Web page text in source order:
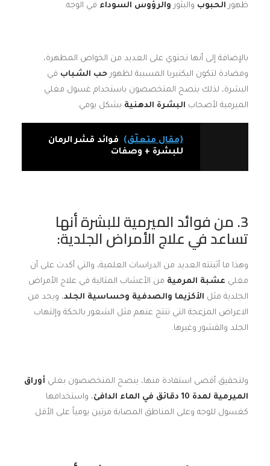
ظهور الحبوب والبثور والرؤوس السوداء في الوجه.
بالإضافة إلى أنها تحتوي على العديد من الخواص المطهرة،
ومضادة لتكون البكتيريا المسببة لظهور حب الشباب في
البشرة، لذلك ينصح المتخصصون باستخدام غسول مغلي
الميرمية لأصحاب البشرة الدهنية بشكل يومي.
(مقال متعلّق)
فوائد قشر الرمان
للبشرة + وصفات
3. من فوائد الميرمية للبشرة أنها
تساعد في علاج الأمراض الجلدية:
وهذا ما أثبتته العديد من الدراسات العلمية، والتي أكدت على أن
مغلي عشبة المرمية من الأعشاب المثالية في علاج الأمراض
الجلدية مثل الأكزيما والصدفية وحساسية الجلد، ويحد من
الاعراض المزعجة التي تنتج عنهم مثل الشعور بالحكة وإلتهاب
الجلد والقشور وغيرها.
ولتحقيق أقصى استفادة منها، ينصح المتخصصون بغلي أوراق
الميرمية لمدة 10 دقائق في الماء الدافئ
، واستخدامها
كغسول للوجه وعلى المناطق المصابة مرتين يومياً على الأقل.